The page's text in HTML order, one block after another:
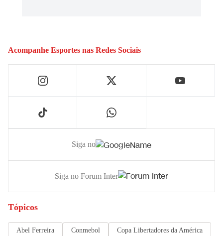
Acompanhe Esportes nas Redes Sociais
Siga no
Siga no Forum Inter
Tópicos
Abel Ferreira Conmebol Copa Libertadores da América